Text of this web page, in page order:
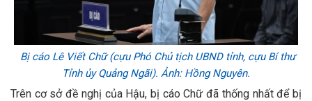
Bị cáo Lê Viết Chữ (cựu Phó Chủ tịch UBND tỉnh, cựu Bí thư
Tỉnh ủy Quảng Ngãi). Ảnh: Hồng Nguyên.
Trên cơ sở đề nghị của Hậu, bị cáo Chữ đã thống nhất để bị